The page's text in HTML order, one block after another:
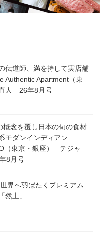
伝道師、満を持して実店舗
Authentic Apartment（東
人 26年8月号
概念を覆し日本の旬の食材
モダンインディアン
（東京・銀座） テジャ
8月号
界へ羽ばたくプレミアム
然土」